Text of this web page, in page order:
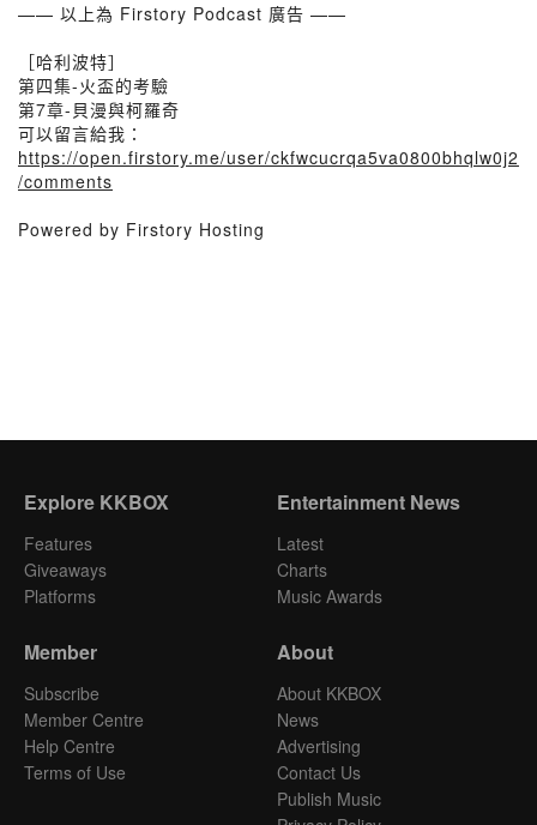
—— 以上為 Firstory Podcast 廣告 ——
［哈利波特］
第四集-火盃的考驗
第7章-貝漫與柯羅奇
可以留言給我：
https://open.firstory.me/user/ckfwcucrqa5va0800bhqlw0j2
/comments
Powered by Firstory Hosting
Explore KKBOX
Features
Giveaways
Platforms
Entertainment News
Latest
Charts
Music Awards
Member
Subscribe
Member Centre
Help Centre
Terms of Use
About
About KKBOX
News
Advertising
Contact Us
Publish Music